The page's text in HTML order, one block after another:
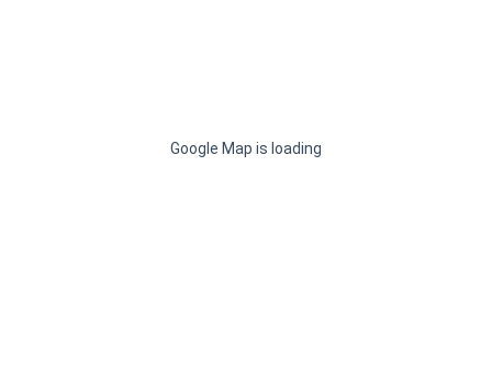
Google Map is loading